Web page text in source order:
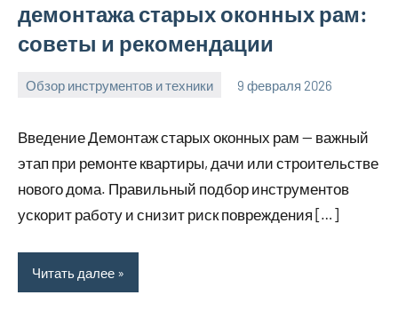
демонтажа старых оконных рам:
советы и рекомендации
Обзор инструментов и техники 9 февраля 2026
u_dachki_ru
Введение Демонтаж старых оконных рам — важный
этап при ремонте квартиры, дачи или строительстве
нового дома. Правильный подбор инструментов
ускорит работу и снизит риск повреждения […]
Читать далее